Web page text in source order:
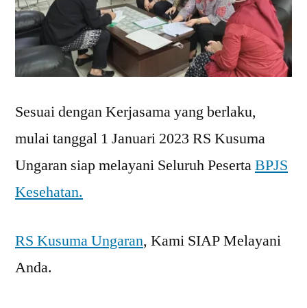
Sesuai dengan Kerjasama yang berlaku,
mulai tanggal 1 Januari 2023 RS Kusuma
Ungaran siap melayani Seluruh PesertaBPJS
Kesehatan.
RS Kusuma Ungaran, Kami SIAP Melayani
Anda.